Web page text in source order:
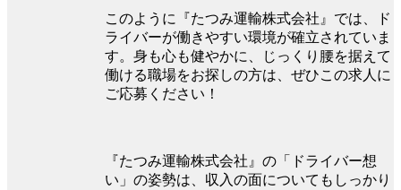
このように『たつみ運輸株式会社』では、ド
ライバーが働きやすい環境が確立されていま
す。身も心も健やかに、じっくり腰を据えて
働ける職場をお探しの方は、ぜひこの求人に
ご応募ください！
『たつみ運輸株式会社』の「ドライバー想
い」の姿勢は、収入の面についてもしっかり